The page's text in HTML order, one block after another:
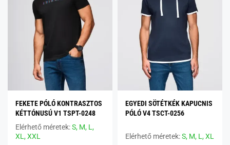
FEKETE PÓLÓ KONTRASZTOS
KÉTTÓNUSÚ V1 TSPT-0248
Elérhető méretek:S, M, L,
XL,XXL
EGYEDI SÖTÉTKÉK KAPUCNIS
PÓLÓ V4 TSCT-0256
Elérhető méretek:S, M, L,XL